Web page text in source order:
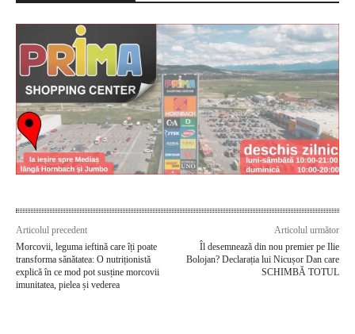
Articolul precedent
Morcovii, leguma ieftină care îți poate
transforma sănătatea: O nutriționistă
explică în ce mod pot susține morcovii
imunitatea, pielea și vederea
Articolul următor
Îl desemnează din nou premier pe Ilie
Bolojan? Declarația lui Nicușor Dan care
SCHIMBĂ TOTUL